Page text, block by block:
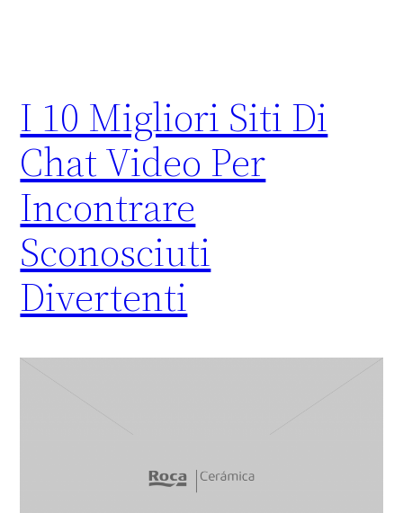
I 10 Migliori Siti Di
Chat Video Per
Incontrare
Sconosciuti
Divertenti